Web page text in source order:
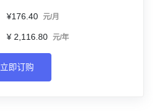
¥176.40 元/月
¥ 2,116.80 元/年
立即订购